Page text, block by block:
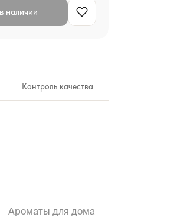
наличии
Контроль качества
Ароматы для дома